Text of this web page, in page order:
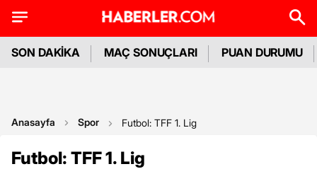
SON DAKİKA MAÇ SONUÇLARI PUAN DURUMU
Anasayfa Spor Futbol: TFF 1. Lig
Futbol: TFF 1. Lig